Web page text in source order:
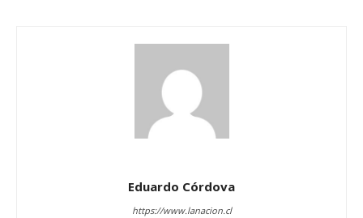
Eduardo Córdova
https://www.lanacion.cl